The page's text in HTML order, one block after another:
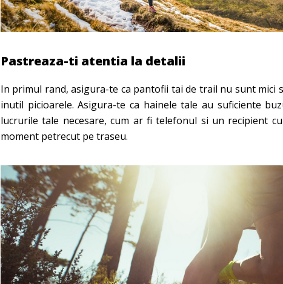
Pastreaza-ti atentia la detalii
In primul rand, asigura-te ca pantofii tai de trail nu sunt mici
inutil picioarele. Asigura-te ca hainele tale au suficiente
lucrurile tale necesare, cum ar fi telefonul si un recipient
moment petrecut pe traseu.